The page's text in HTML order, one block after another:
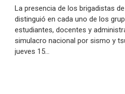
La presencia de los brigadistas
distinguió en cada uno de los
estudiantes, docentes y
simulacro nacional por sismo y
jueves 15…